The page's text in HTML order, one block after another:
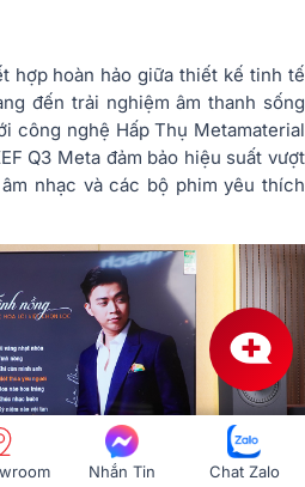
hợp hoàn hảo giữa thiết kế tinh tế
đến trải nghiệm âm thanh sống
công nghệ Hấp Thụ Metamaterial
Q3 Meta đảm bảo hiệu suất vượt
nhạc và các bộ phim yêu thích
Nhắn Tin Chat Zalo